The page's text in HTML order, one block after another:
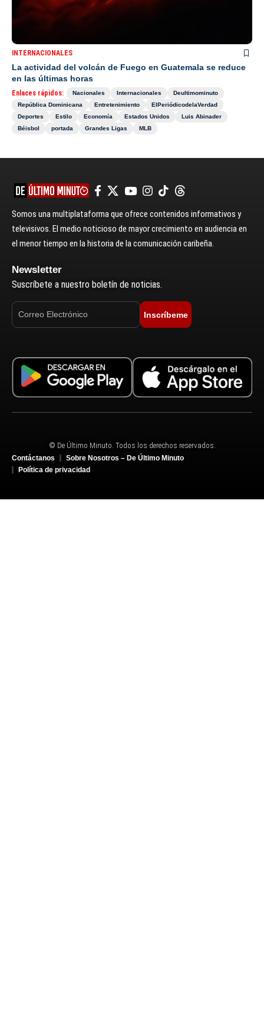
INTERNACIONALES
La actividad del volcán de Fuego en Guatemala se reduce
en las últimas horas
Enlaces rápidos: Nacionales Internacionales
Deultimominuto
República Dominicana
Entretenimiento
ElPeriódicodelaVerdad
Deportes
Estilo Economía Estados Unidos
Luis Abinader
Béisbol
portada Grandes Ligas MLB
Somos una multiplataforma que ofrece contenidos informativos y
televisivos. El medio noticioso de mayor crecimiento en audiencia en
el menor tiempo en la historia de la comunicación caribeña.
Newsletter
Suscríbete a nuestro boletín de noticias.
Inscríbeme
© De Último Minuto. Todos los derechos reservados.
Contáctanos
Sobre Nosotros – De Último Minuto
Política de privacidad